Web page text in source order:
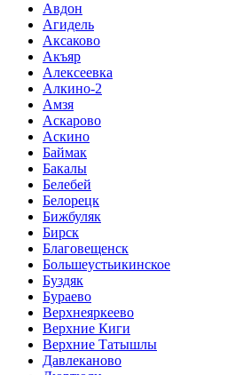
Авдон
Агидель
Аксаково
Акъяр
Алексеевка
Алкино-2
Амзя
Аскарово
Аскино
Баймак
Бакалы
Белебей
Белорецк
Бижбуляк
Бирск
Благовещенск
Большеустьикинское
Буздяк
Бураево
Верхнеяркеево
Верхние Киги
Верхние Татышлы
Давлеканово